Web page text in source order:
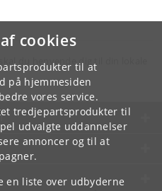
cookies
til at
på hjemmesiden
vores service.
tredjepartsprodukter til
udvalgte uddannelser
annoncer og til at
en liste over udbyderne
du henvende dig til din lokale